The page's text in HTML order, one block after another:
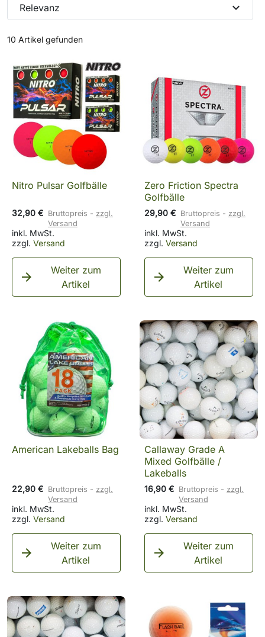
10 Artikel gefunden
Relevanz expand_more
Nitro Pulsar Golfbälle
32,90 € Bruttopreis
zzgl.
Versand
inkl. MwSt.
zzgl. Versand

Weiter zum
Artikel
Zero Friction Spectra
Golfbälle
29,90 € Bruttopreis
zzgl.
Versand
inkl. MwSt.
zzgl. Versand

Weiter zum
Artikel
American Lakeballs Bag
22,90 € Bruttopreis
zzgl.
Versand
inkl. MwSt.
zzgl. Versand

Weiter zum
Artikel
Callaway Grade A
Mixed Golfbälle /
Lakeballs
16,90 € Bruttopreis
zzgl.
Versand
inkl. MwSt.
zzgl. Versand

Weiter zum
Artikel